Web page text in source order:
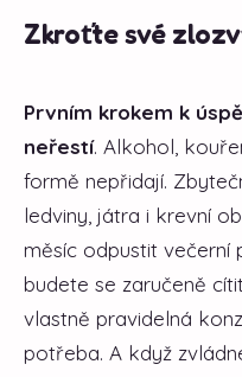
Zkroťte své
Prvním krokem k
neřestí. Alkohol,
formě nepřidají.
ledviny, játra i krevní
měsíc odpustit večerní
budete se zaručeně
vlastně pravidelná
potřeba. A když